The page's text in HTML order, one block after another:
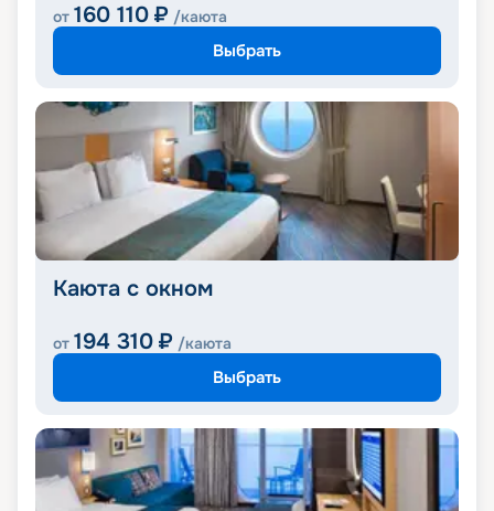
от 160 110 ₽ /каюта
Выбрать
Каюта с окном
от 194 310 ₽ /каюта
Выбрать